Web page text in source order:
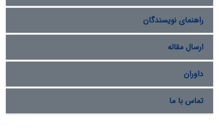
راهنمای نویسندگان
ارسال مقاله
داوران
تماس با ما